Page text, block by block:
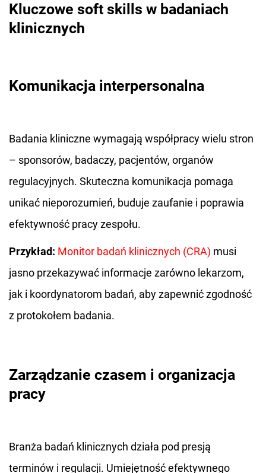
Kluczowe soft skills w badaniach
klinicznych
Komunikacja interpersonalna
Badania kliniczne wymagają współpracy wielu stron
– sponsorów, badaczy, pacjentów, organów
regulacyjnych. Skuteczna komunikacja pomaga
unikać nieporozumień, buduje zaufanie i poprawia
efektywność pracy zespołu.
Przykład: Monitor badań klinicznych (CRA) musi
jasno przekazywać informacje zarówno lekarzom,
jak i koordynatorom badań, aby zapewnić zgodność
z protokołem badania.
Zarządzanie czasem i organizacja
pracy
Branża badań klinicznych działa pod presją
terminów i regulacji. Umiejętność efektywnego